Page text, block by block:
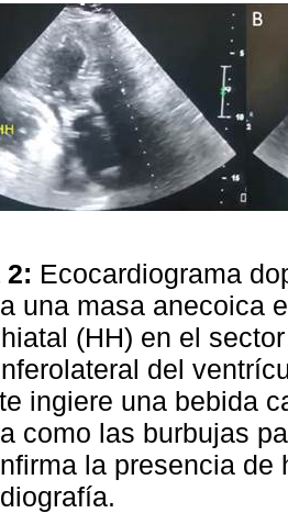
2: Ecocardiograma
una masa anecoica
(HH) en el
del
ingiere una bebida
como las burbujas
la presencia de